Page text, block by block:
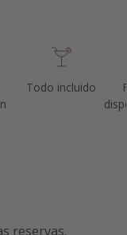
Todo incluido
reservas.